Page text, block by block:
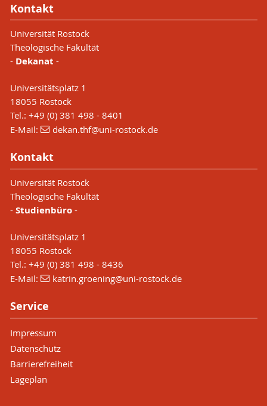
Kontakt
Universität Rostock
Theologische Fakultät
- Dekanat -
Universitätsplatz 1
18055 Rostock
Tel.: +49 (0) 381 498 - 8401
E-Mail:
dekan.thf@uni-rostock.de
Kontakt
Universität Rostock
Theologische Fakultät
- Studienbüro -
Universitätsplatz 1
18055 Rostock
Tel.: +49 (0) 381 498 - 8436
E-Mail:
katrin.groening@uni-rostock.de
Service
Impressum
Datenschutz
Barrierefreiheit
Lageplan